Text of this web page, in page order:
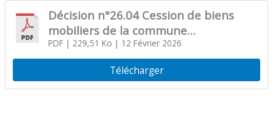
Décision n°26.04 Cession de biens
mobiliers de la commune
(congélateur) suite à la vente aux
enchères sur le site Agorastore
PDF| 229,51 Ko | 12 Février 2026
Télécharger